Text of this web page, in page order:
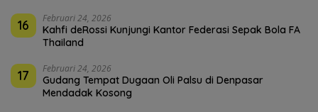
16 Februari 24, 2026
Kahfi deRossi Kunjungi Kantor Federasi Sepak Bola FA
Thailand
17 Februari 24, 2026
Gudang Tempat Dugaan Oli Palsu di Denpasar
Mendadak Kosong